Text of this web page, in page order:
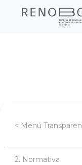
Sitio
< Menú
2. Normativa